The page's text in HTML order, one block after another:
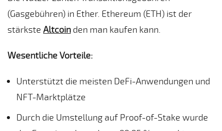
(Gasgebühren) in Ether. Ethereum (ETH) ist der
stärkste Altcoin den man kaufen kann.
Wesentliche Vorteile:
Unterstützt die meisten DeFi-Anwendungen und
NFT-Marktplätze
Durch die Umstellung auf Proof-of-Stake wurde